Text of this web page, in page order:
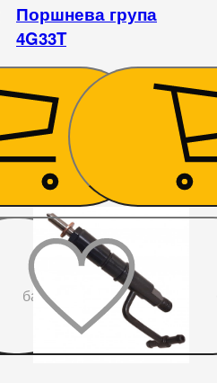
Поршнева група
4G33T
11 250
бажаного